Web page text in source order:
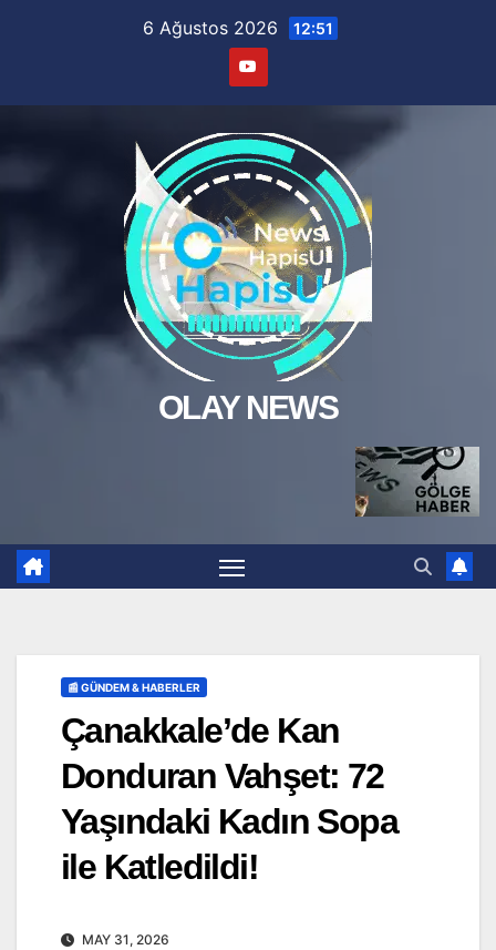
6 Ağustos 2026 12:51
OLAY NEWS
📰 GÜNDEM & HABERLER
Çanakkale’de Kan
Donduran Vahşet: 72
Yaşındaki Kadın Sopa
ile Katledildi!
MAY 31, 2026